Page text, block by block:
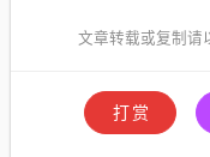
文章转载或复制请
打赏